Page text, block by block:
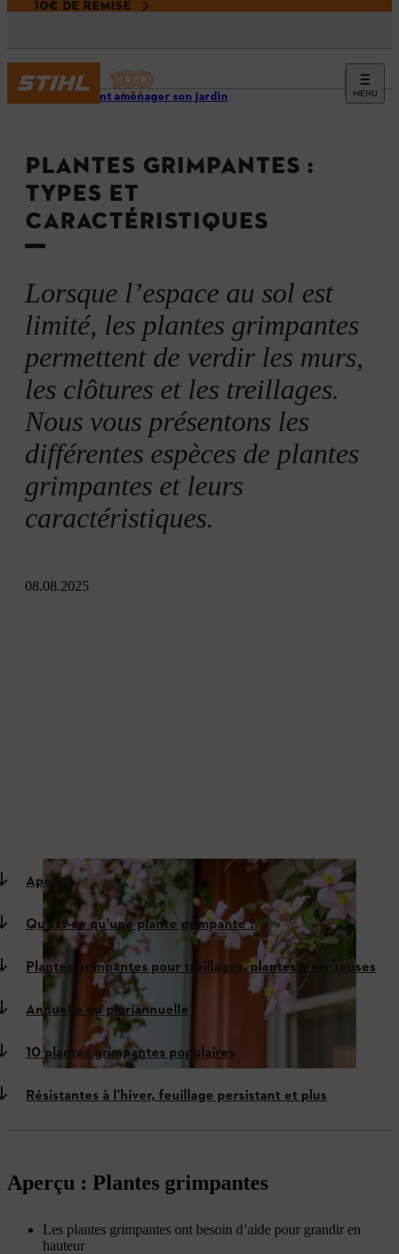
10€ DE REMISE
MENU
Comment aménager son jardin
PLANTES GRIMPANTES :
TYPES ET
CARACTÉRISTIQUES
Lorsque l’espace au sol est
limité, les plantes grimpantes
permettent de verdir les murs,
les clôtures et les treillages.
Nous vous présentons les
différentes espèces de plantes
grimpantes et leurs
caractéristiques.
08.08.2025
Aperçu
Qu’est-ce qu’une plante grimpante ?
Plantes grimpantes pour treillages, plantes à ventouses
Annuelle ou pluriannuelle
10 plantes grimpantes populaires
Résistantes à l’hiver, feuillage persistant et plus
Aperçu : Plantes grimpantes
Les plantes grimpantes ont besoin d’aide pour grandir en
hauteur